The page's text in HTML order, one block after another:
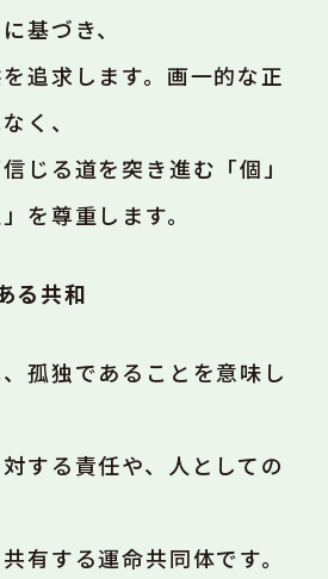
基づき、
追求します。画一的な正
く、
じる道を突き進む「個」
を尊重します。
る共和
孤独であることを意味し
する責任や、人としての
有する運命共同体です。